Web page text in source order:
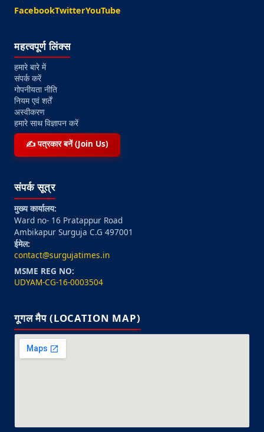
FacebookTwitterYouTube
महत्वपूर्ण लिंक्स
हमारे बारे में
संपर्क करें
गोपनीयता नीति
नियम एवं शर्तें
अस्वीकरण
हमारे साथ विज्ञापन करें
✍️ पत्रकार बनें (Join Us)
संपर्क सूत्र
मुख्य कार्यालय:
Ward no- 16 Pratappur Road
Ambikapur Surguja C.G 497001
ईमेल:
contact@surgujatimes.in
MSME REG NO:
UDYAM-CG-16-0003504
गूगल मैप (LOCATION MAP)